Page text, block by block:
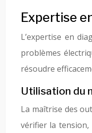
Expertise
L’expertise en
problèmes
résoudre
Utilisation du
La maîtrise des
vérifier la tension,